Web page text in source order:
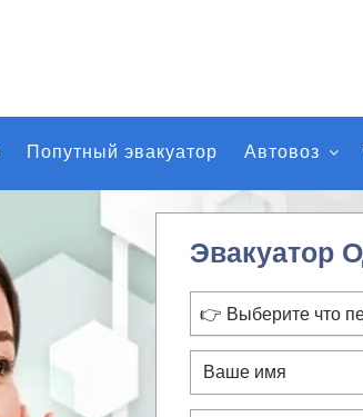
Попутный эвакуатор Автовоз
Эвакуатор
👉 Выберите что